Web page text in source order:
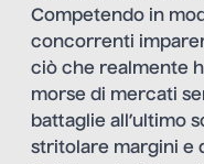
Competendo in
concorrenti
ciò che realmente
morse di mercati
battaglie all’ultimo
stritolare margini e